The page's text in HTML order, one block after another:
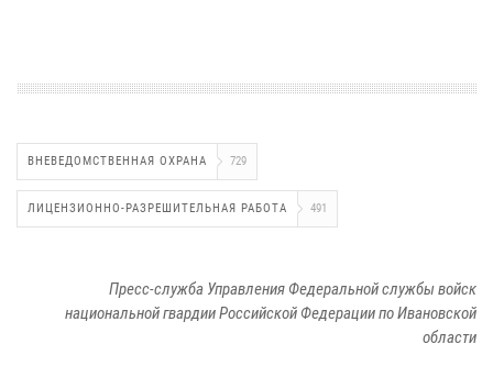
ВНЕВЕДОМСТВЕННАЯ ОХРАНА 729
ЛИЦЕНЗИОННО-РАЗРЕШИТЕЛЬНАЯ РАБОТА 491
Пресс-служба Управления Федеральной службы войск
национальной гвардии Российской Федерации по Ивановской
области